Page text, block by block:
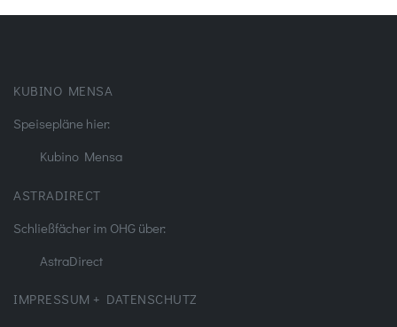
KUBINO MENSA
Speisepläne hier:
Kubino Mensa
ASTRADIRECT
Schließfächer im OHG über:
AstraDirect
IMPRESSUM + DATENSCHUTZ